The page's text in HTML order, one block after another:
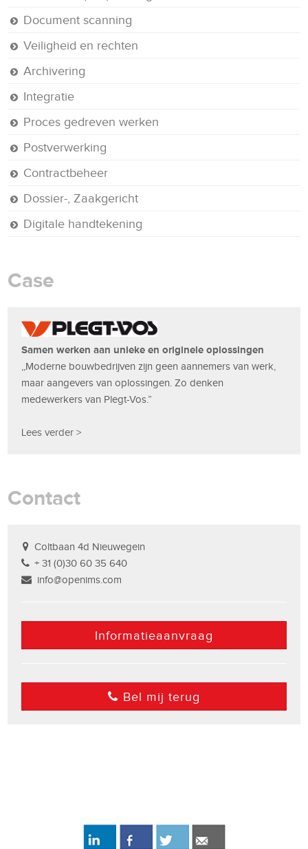
Document scanning
Veiligheid en rechten
Archivering
Integratie
Proces gedreven werken
Postverwerking
Contractbeheer
Dossier-, Zaakgericht
Digitale handtekening
Case
Samen werken aan unieke en originele oplossingen
,,Moderne bouwbedrijven zijn geen aannemers van werk,
maar aangevers van oplossingen. Zo denken
medewerkers van Plegt-Vos.”
Lees verder >
Contact
Coltbaan 4d Nieuwegein
+ 31 (0)30 60 35 640
info@openims.com
Informatieaanvraag
Bel mij terug